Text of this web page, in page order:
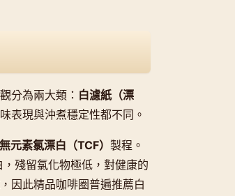
分為兩大類： 白濾紙（漂
表現與沖煮穩定性都不同。
元素氯漂白（TCF） 製程。
殘留氯化物極低，對健康的
，因此精品咖啡圈普遍推薦白